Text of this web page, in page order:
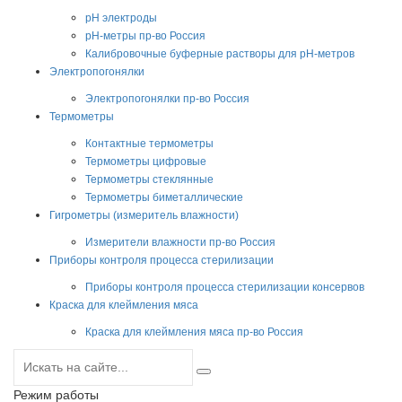
pH электроды
pH-метры пр-во Россия
Калибровочные буферные растворы для pH-метров
Электропогонялки
Электропогонялки пр-во Россия
Термометры
Контактные термометры
Термометры цифровые
Термометры стеклянные
Термометры биметаллические
Гигрометры (измеритель влажности)
Измерители влажности пр-во Россия
Приборы контроля процесса стерилизации
Приборы контроля процесса стерилизации консервов
Краска для клеймления мяса
Краска для клеймления мяса пр-во Россия
Режим работы